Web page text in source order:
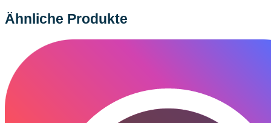
Ähnliche Produkte